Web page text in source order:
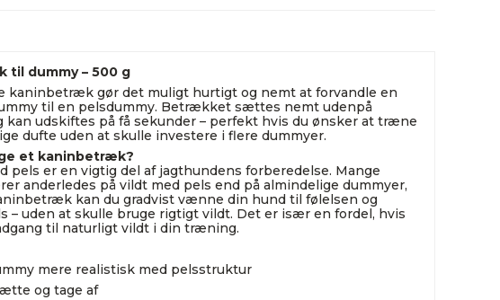
til dummy – 500 g
kaninbetræk gør det muligt hurtigt og nemt at forvandle en
til en pelsdummy. Betrækket sættes nemt udenpå
kan udskiftes på få sekunder – perfekt hvis du ønsker at træne
dufte uden at skulle investere i flere dummyer.
et kaninbetræk?
pels er en vigtig del af jagthundens forberedelse. Mange
anderledes på vildt med pels end på almindelige dummyer,
kan du gradvist vænne din hund til følelsen og
– uden at skulle bruge rigtigt vildt. Det er især en fordel, hvis
til naturligt vildt i din træning.
mere realistisk med pelsstruktur
og tage af